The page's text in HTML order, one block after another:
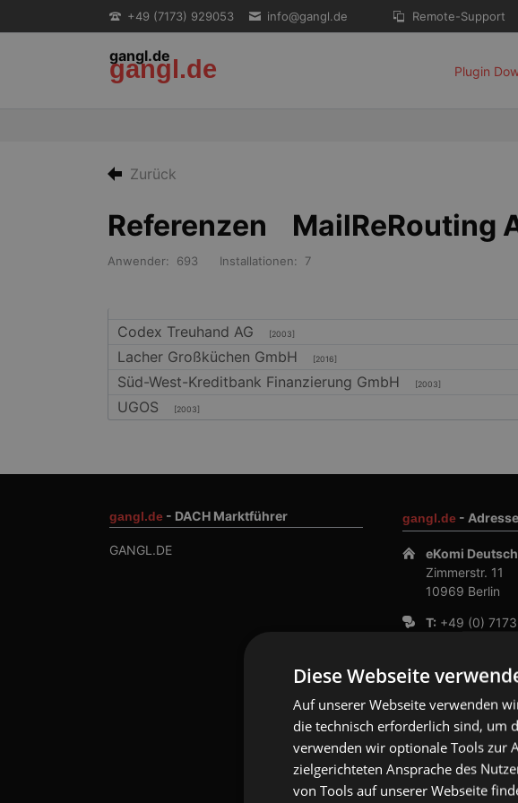
+49 (7173) 929053 info@gangl.de Remote-Support
gangl.de
gangl.de Plugin
Zurück
Referenzen MailReRouting
Anwender: 693 Installationen: 7
Codex Treuhand AG [2003]
Lacher Großküchen GmbH [2016]
Süd-West-Kreditbank Finanzierung GmbH [2003]
UGOS [2003]
gangl.de - DACH Marktführer
GANGL.DE
gangl.de -
eKomi
Zimmerstr. 11
10969 Berlin
T: +49 (0)
Diese Webseite
Auf unserer Webseite verwenden
die technisch erforderlich sind, um
verwenden wir optionale Tools zur
zielgerichteten Ansprache des
von Tools auf unserer Webseite